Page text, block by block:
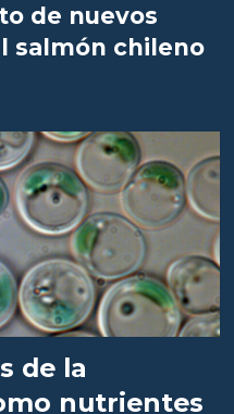
de nuevos
salmón chileno
de la
nutrientes